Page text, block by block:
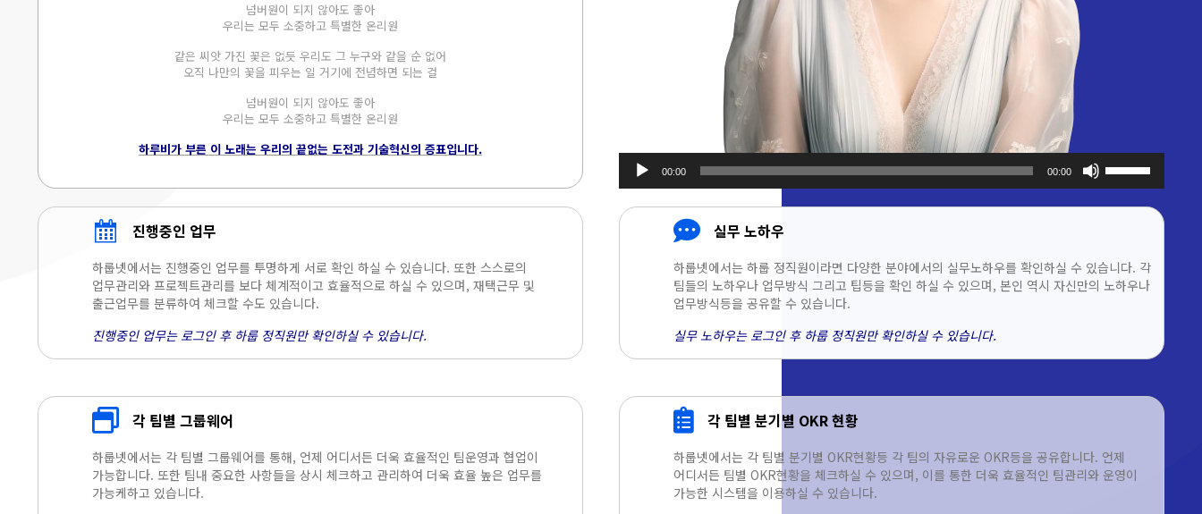
넘버원이 되지 않아도 좋아
우리는 모두 소중하고 특별한 온리원
같은 씨앗 가진 꽃은 없듯 우리도 그 누구와 같을 순 없어
오직 나만의 꽃을 피우는 일 거기에 전념하면 되는 걸
넘버원이 되지 않아도 좋아
우리는 모두 소중하고 특별한 온리원
하루비가 부른 이 노래는 우리의 끝없는 도전과 기술혁신의 증표입니다.
플레이어
00:00 00:00
높이거나
키를
사용하세요.
진행중인 업무
하룹넷에서는 진행중인 업무를 투명하게 서로 확인 하실 수 있습니다. 또한 스스로의
업무관리와 프로젝트관리를 보다 체계적이고 효율적으로 하실 수 있으며, 재택근무 및
출근업무를 분류하여 체크할 수도 있습니다.
진행중인 업무는 로그인 후 하룹 정직원만 확인하실 수 있습니다.
실무 노하우
하룹넷에서는 하룹 정직원이라면 다양한 분야에서의 실무노하우를 확인하실 수 있습니다. 각
팀들의 노하우나 업무방식 그리고 팁등을 확인 하실 수 있으며, 본인 역시 자신만의 노하우나
업무방식등을 공유할 수 있습니다.
실무 노하우는 로그인 후 하룹 정직원만 확인하실 수 있습니다.
각 팀별 그룹웨어
하룹넷에서는 각 팀별 그룹웨어를 통해, 언제 어디서든 더욱 효율적인 팀운영과 협업이
가능합니다. 또한 팀내 중요한 사항들을 상시 체크하고 관리하여 더욱 효율 높은 업무를
가능케하고 있습니다.
각 팀별 분기별 OKR 현황
하룹넷에서는 각 팀별 분기별 OKR현황등 각 팀의 자유로운 OKR등을 공유합니다. 언제
어디서든 팀별 OKR현황을 체크하실 수 있으며, 이를 통한 더욱 효율적인 팀관리와 운영이
가능한 시스템을 이용하실 수 있습니다.